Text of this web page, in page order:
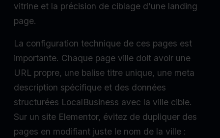
vitrine et la précision de ciblage d'une landing
page.
La configuration technique de ces pages est
importante. Chaque page ville doit avoir une
URL propre, une balise titre unique, une meta
description spécifique et des données
structurées LocalBusiness avec la ville cible.
Sur un site Elementor, évitez de dupliquer des
pages en modifiant juste le nom de la ville :